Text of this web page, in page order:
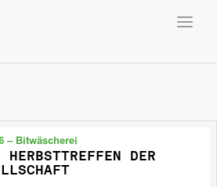
– Bitwäscherei
DER